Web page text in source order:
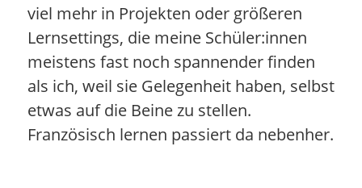
viel mehr in Projekten oder größeren
Lernsettings, die meine Schüler:innen
meistens fast noch spannender finden
als ich, weil sie Gelegenheit haben, selbst
etwas auf die Beine zu stellen.
Französisch lernen passiert da nebenher.